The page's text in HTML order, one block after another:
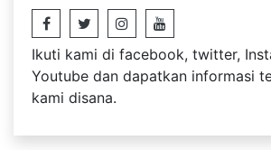
Ikuti kami di facebook, twitter,
Youtube dan dapatkan informasi
kami disana.